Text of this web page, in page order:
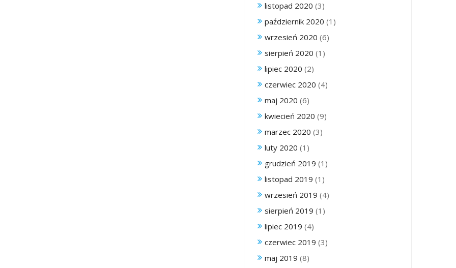
listopad 2020 (3)
październik 2020 (1)
wrzesień 2020 (6)
sierpień 2020 (1)
lipiec 2020 (2)
czerwiec 2020 (4)
maj 2020 (6)
kwiecień 2020 (9)
marzec 2020 (3)
luty 2020 (1)
grudzień 2019 (1)
listopad 2019 (1)
wrzesień 2019 (4)
sierpień 2019 (1)
lipiec 2019 (4)
czerwiec 2019 (3)
maj 2019 (8)